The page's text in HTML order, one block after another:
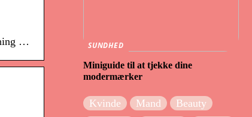
…
SUNDHED
Miniguide til at tjekke dine
modermærker
Kvinde Mand
Beauty